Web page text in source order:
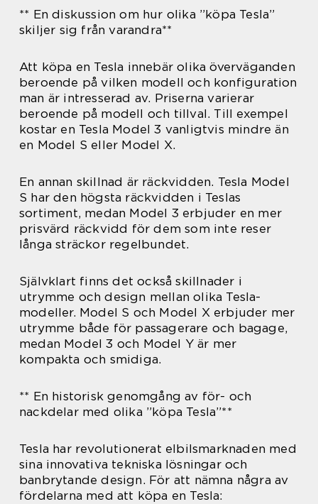
** En diskussion om hur olika ”köpa Tesla”
skiljer sig från varandra**
Att köpa en Tesla innebär olika överväganden
beroende på vilken modell och konfiguration
man är intresserad av. Priserna varierar
beroende på modell och tillval. Till exempel
kostar en Tesla Model 3 vanligtvis mindre än
en Model S eller Model X.
En annan skillnad är räckvidden. Tesla Model
S har den högsta räckvidden i Teslas
sortiment, medan Model 3 erbjuder en mer
prisvärd räckvidd för dem som inte reser
långa sträckor regelbundet.
Självklart finns det också skillnader i
utrymme och design mellan olika Tesla-
modeller. Model S och Model X erbjuder mer
utrymme både för passagerare och bagage,
medan Model 3 och Model Y är mer
kompakta och smidiga.
** En historisk genomgång av för- och
nackdelar med olika ”köpa Tesla”**
Tesla har revolutionerat elbilsmarknaden med
sina innovativa tekniska lösningar och
banbrytande design. För att nämna några av
fördelarna med att köpa en Tesla: